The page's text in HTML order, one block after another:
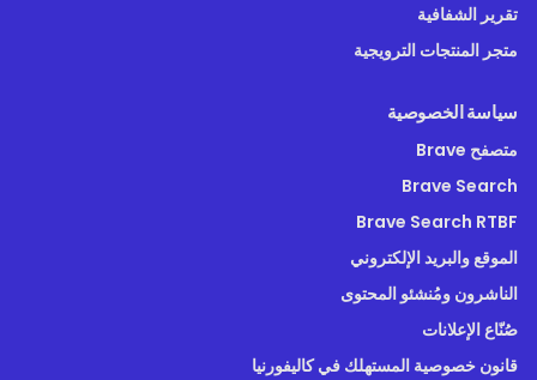
تقرير الشفافية
متجر المنتجات الترويجية
سياسة الخصوصية
متصفح Brave
Brave Search
Brave Search RTBF
الموقع والبريد الإلكتروني
الناشرون ومُنشئو المحتوى
صُنّاع الإعلانات
قانون خصوصية المستهلك في كاليفورنيا